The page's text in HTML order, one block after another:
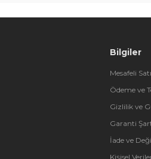
Bilgiler
Mesafeli
Ödeme ve
Gizlilik ve
Garanti
İade ve
Kişisel